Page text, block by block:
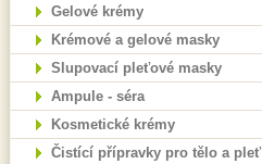
Gelové krémy
Krémové a gelové masky
Slupovací pleťové masky
Ampule - séra
Kosmetické krémy
Čistící přípravky pro tělo a pleť